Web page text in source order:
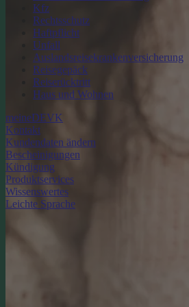
Kfz
Rechtsschutz
Haftpflicht
Unfall
Auslandsreisekrankenversicherung
Reisegepäck
Reiserücktritt
Haus und Wohnen
meineDEVK
Kontakt
Kundendaten ändern
Bescheinigungen
Kündigung
Produktservices
Wissenswertes
Leichte Sprache